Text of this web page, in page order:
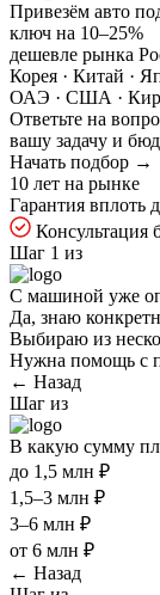
Привезём авто
ключ на 10–25%
дешевле рынка
Корея · Китай ·
ОАЭ · США ·
Ответьте на
вашу задачу и
Начать подбор →
10 лет на рынке
Гарантия вплоть
Консультация
Шаг 1 из
С машиной уже
Да, знаю
Выбираю из
Нужна помощь с
← Назад
Шаг из
В какую сумму
до 1,5 млн ₽
1,5–3 млн ₽
3–6 млн ₽
от 6 млн ₽
← Назад